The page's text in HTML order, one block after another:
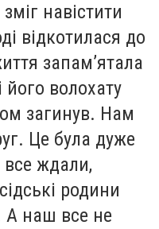
навістити
відкотилася до
запам’ятала
його волохату
загинув. Нам
Це була дуже
ждали,
родини
А наш все не